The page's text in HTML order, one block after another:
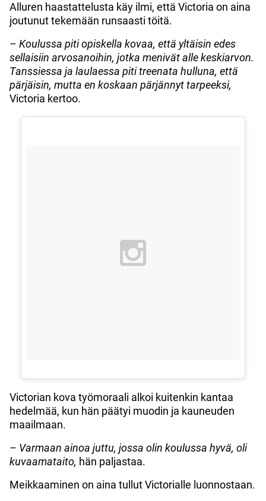
Alluren haastattelusta käy ilmi, että Victoria on aina
joutunut tekemään runsaasti töitä.
– Koulussa piti opiskella kovaa, että yltäisin edes
sellaisiin arvosanoihin, jotka menivät alle keskiarvon.
Tanssiessa ja laulaessa piti treenata hulluna, että
pärjäisin, mutta en koskaan pärjännyt tarpeeksi,
Victoria kertoo.
Victorian kova työmoraali alkoi kuitenkin kantaa
hedelmää, kun hän päätyi muodin ja kauneuden
maailmaan.
– Varmaan ainoa juttu, jossa olin koulussa hyvä, oli
kuvaamataito, hän paljastaa.
Meikkaaminen on aina tullut Victorialle luonnostaan.